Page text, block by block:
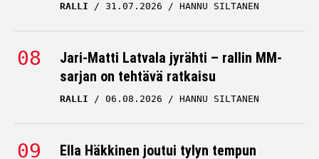
RALLI 31.07.2026 HANNU SILTANEN
Jari-Matti Latvala jyrähti – rallin MM-
sarjan on tehtävä ratkaisu
RALLI 06.08.2026 HANNU SILTANEN
Ella Häkkinen joutui tylyn tempun